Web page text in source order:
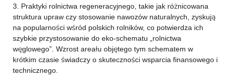
3. Praktyki rolnictwa regeneracyjnego, takie jak różnicowana
struktura upraw czy stosowanie nawozów naturalnych, zyskują
na popularności wśród polskich rolników, co potwierdza ich
szybkie przystosowanie do eko-schematu „rolnictwa
węglowego”. Wzrost areału objętego tym schematem w
krótkim czasie świadczy o skuteczności wsparcia finansowego i
technicznego.